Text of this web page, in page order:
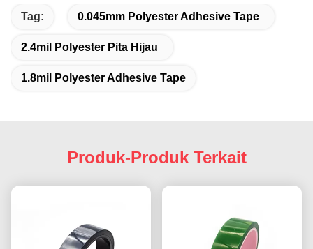
Tag: 0.045mm Polyester Adhesive Tape
2.4mil Polyester Pita Hijau
1.8mil Polyester Adhesive Tape
Produk-Produk Terkait